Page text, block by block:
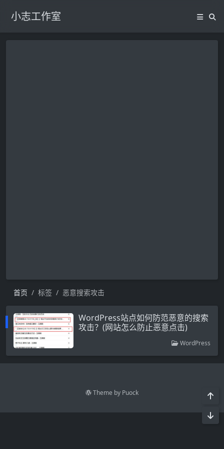
小志工作室
首页 标签 恶意搜索攻击
WordPress站点如何防范恶意的搜索
攻击？(网站怎么防止恶意点击)
WordPress
Theme by Puock